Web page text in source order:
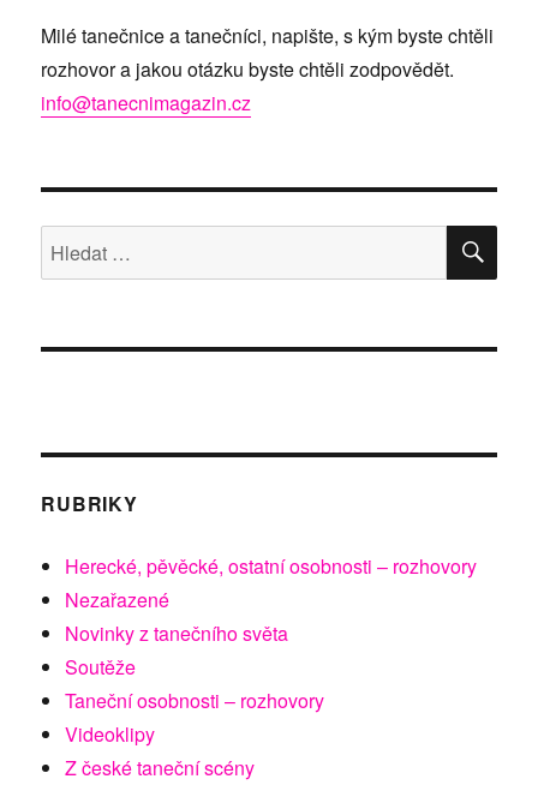
Milé tanečnice a tanečníci, napište, s kým byste chtěli
rozhovor a jakou otázku byste chtěli zodpovědět.
info@tanecnimagazin.cz
Hledat:
RUBRIKY
Herecké, pěvěcké, ostatní osobnosti – rozhovory
Nezařazené
Novinky z tanečního světa
Soutěže
Taneční osobnosti – rozhovory
Videoklipy
Z české taneční scény